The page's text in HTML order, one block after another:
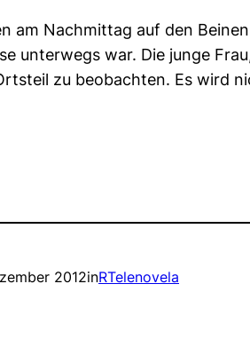
am Nachmittag auf den
unterwegs war. Die junge
zu beobachten. Es wird
2012inRTelenovela